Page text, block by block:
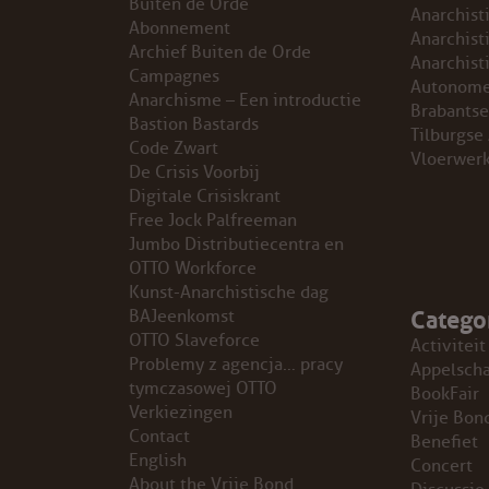
ANARCHISTISCHE GROEP A’DAM
ANARCHISTISCH COLLECTIEF ANTWERPEN
ANARCHISTISCH COLLECTIEF BRUGGE
VB AMSTERDAM
VRIJ COLLECTIEF KORTRIJK
LEUVENSE ANARCHISTISCHE GROEP
VB UTRECHT
Buiten de Orde
Abonnement
Archief Buiten de Orde
Campagnes
Anarchisme – Een introductie
Bastion Bastards
Code Zwart
De Crisis Voorbij
Digitale Crisiskrant
Free Jock Palfreeman
Jumbo Distributiecentra en
OTTO Workforce
Kunst-Anarchistische dag
BAJeenkomst
OTTO Slaveforce
Problemy z agencja… pracy
tymczasowej OTTO
Verkiezingen
Contact
English
Tilburgse
Activiteit
Appelscha
BookFair
Vrije
Benefiet
Concert